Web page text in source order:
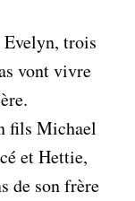
trois
vont vivre
fils Michael
et Hettie,
de son frère